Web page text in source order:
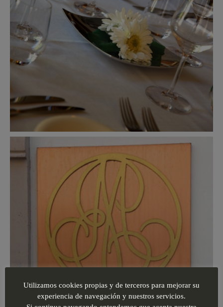
Utilizamos cookies propias y de terceros para mejorar su
experiencia de navegación y nuestros servicios.